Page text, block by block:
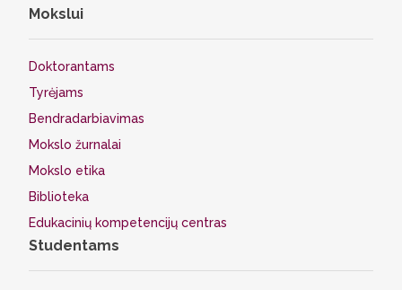
Mokslui
Doktorantams
Tyrėjams
Bendradarbiavimas
Mokslo žurnalai
Mokslo etika
Biblioteka
Edukacinių kompetencijų centras
Studentams